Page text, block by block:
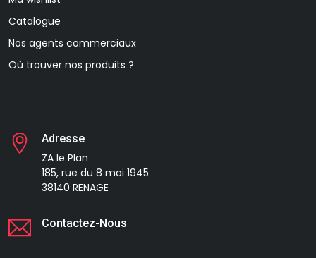
Catalogue
Nos agents commerciaux
Où trouver nos produits ?
Adresse
ZA le Plan
185, rue du 8 mai 1945
38140 RENAGE
Contactez-Nous